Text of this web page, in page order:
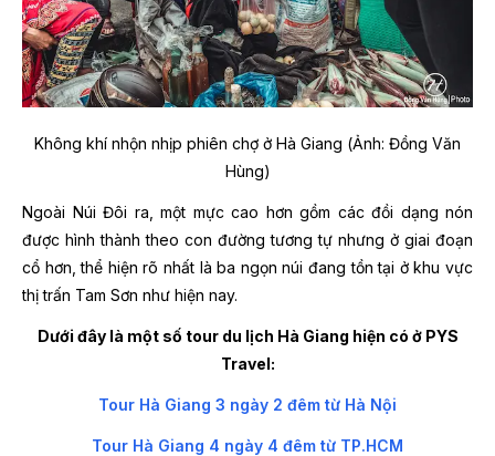
Không khí nhộn nhịp phiên chợ ở Hà Giang (Ảnh: Đồng Văn
Hùng)
Ngoài Núi Đôi ra, một mực cao hơn gồm các đồi dạng nón
được hình thành theo con đường tương tự nhưng ở giai đoạn
cổ hơn, thể hiện rõ nhất là ba ngọn núi đang tồn tại ở khu vực
thị trấn Tam Sơn như hiện nay.
Dưới đây là một số tour du lịch Hà Giang hiện có ở PYS
Travel:
Tour Hà Giang 3 ngày 2 đêm từ Hà Nội
Tour Hà Giang 4 ngày 4 đêm từ TP.HCM